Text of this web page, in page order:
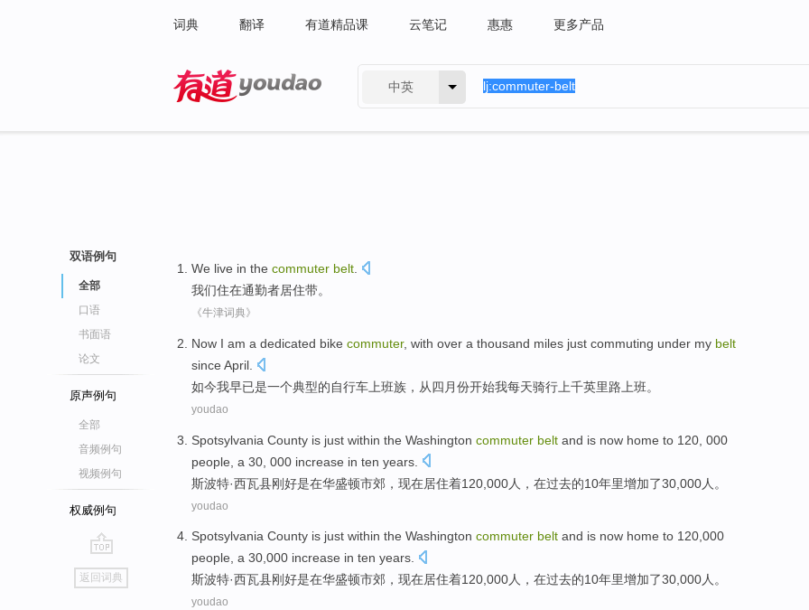
词典 翻译 有道精品课 云笔记 惠惠 更多产品
中英
双语例句
全部
口语
书面语
论文
原声例句
全部
音频例句
视频例句
权威例句
go
top
返回词典
We live in the commuter belt
我们住在通勤者居住带。
《牛津词典》
Now I am a dedicated bike commuter, with over a thousand miles just commuting under my belt
since April
如今我早已是一个典型的自行车 上班族 ， 从四月份开始我每天骑行上千英里路 上班。
youdao
Spotsylvania County is just within the Washington commuter belt and is now home to 120, 000
people , a 30, 000 increase in ten years
斯波特·西瓦县刚好是在华盛顿市郊 ， 现在居住着120,000人 ，在过去的10年里增加了30,000人。
youdao
Spotsylvania County is just within the Washington commuter belt and is now home to 120,000
people, a 30,000 increase in ten years.
斯波特·西瓦县刚好是在华盛顿市郊， 现在居住着120,000人 ，在过去的10年里增加了30,000人。
youdao